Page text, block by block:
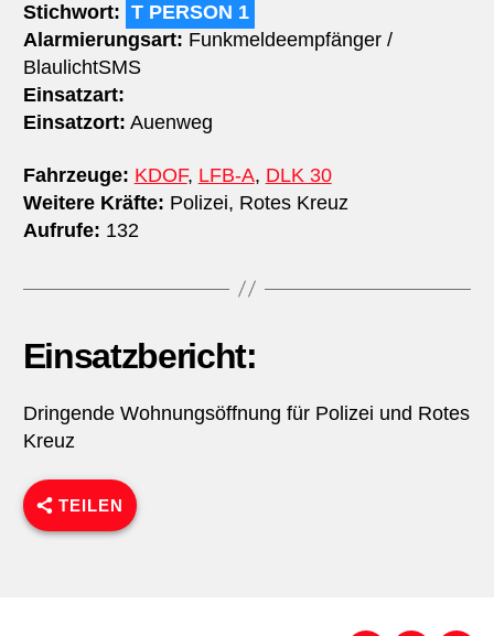
Stichwort: T PERSON 1
Alarmierungsart: Funkmeldeempfänger /
BlaulichtSMS
Einsatzart:
Einsatzort: Auenweg
Fahrzeuge: KDOF, LFB-A, DLK 30
Weitere Kräfte: Polizei, Rotes Kreuz
Aufrufe: 132
Einsatzbericht:
Dringende Wohnungsöffnung für Polizei und Rotes
Kreuz
TEILEN